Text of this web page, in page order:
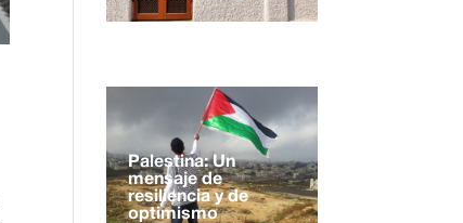
Palestina: Un
mensaje de
resiliencia y de
optimismo